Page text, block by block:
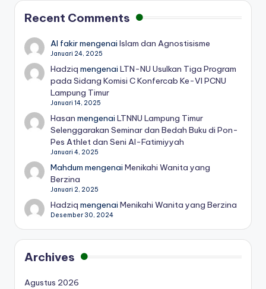
Recent Comments
Al fakirmengenaiIslam dan Agnostisisme
Januari 24, 2025
Hadziq mengenaiLTN-NU Usulkan Tiga Program
pada Sidang Komisi C Konfercab Ke-VI PCNU
Lampung Timur
Januari 14, 2025
Hasan mengenaiLTNNU Lampung Timur
Selenggarakan Seminar dan Bedah Buku di Pon-
Pes Athlet dan Seni Al-Fatimiyyah
Januari 4, 2025
Mahdum mengenaiMenikahi Wanita yang
Berzina
Januari 2, 2025
Hadziq mengenaiMenikahi Wanita yang Berzina
Desember 30, 2024
Archives
Agustus 2026